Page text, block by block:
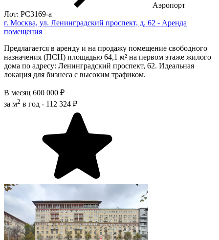
Аэропорт
Лот: РС3169-a
г. Москва, ул. Ленинградский проспект, д. 62 - Аренда
помещения
Предлагается в аренду и на продажу помещение свободного
назначения (ПСН) площадью 64,1 м² на первом этаже жилого
дома по адресу: Ленинградский проспект, 62. Идеальная
локация для бизнеса с высоким трафиком.
В месяц 600 000 ₽
за м2 в год - 112 324 ₽